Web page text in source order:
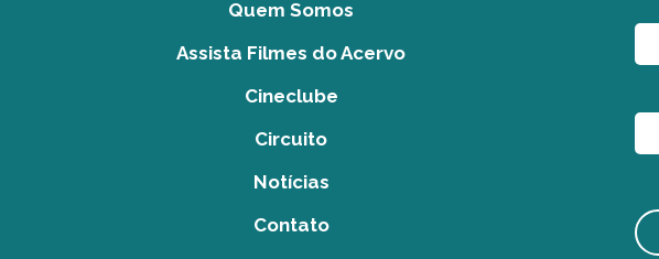
Quem Somos
Assista Filmes do Acervo
Cineclube
Circuito
Notícias
Contato